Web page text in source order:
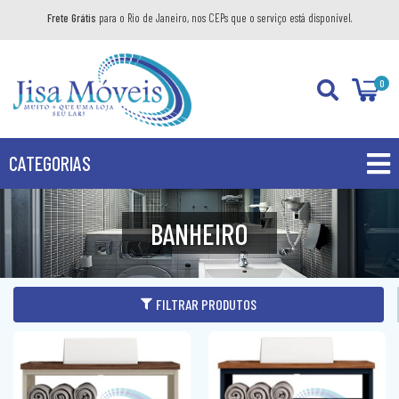
Frete Grátis para o Rio de Janeiro, nos CEPs que o serviço está disponível.
0
CATEGORIAS
PROMOÇÕES
PRODUTOS
BANHEIRO
KIT GABINETE
AÉREO
BALCÃO
DIVERSOS
BANDEJA DECORATIVA
DORMITÓRIO
BANHEIRO
FILTRAR PRODUTOS